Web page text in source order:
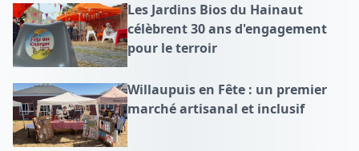
Les Jardins Bios du Hainaut
célèbrent 30 ans d'engagement
pour le terroir
Willaupuis en Fête : un premier
marché artisanal et inclusif